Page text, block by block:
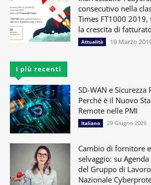
consecutivo nella
Times FT1000 2019,
la crescita di
Attualità 19 Marzo
I più recenti
SD-WAN e Sicurezza
Perché è il Nuovo
Remote nelle PMI
Italiano 29 Giugno 2026
Cambio di fornitore
selvaggio: su
del Gruppo di
Nazionale